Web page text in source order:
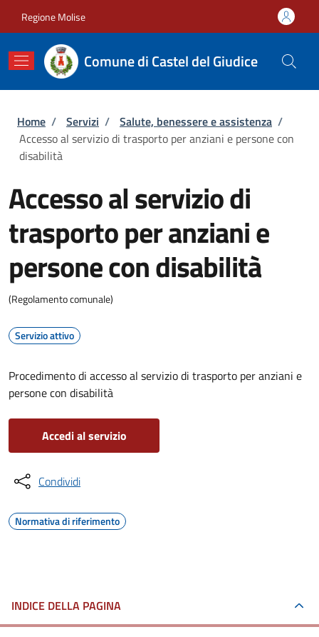
Regione Molise
Comune di Castel del Giudice
Briciole di pane
Home / Servizi / Salute, benessere e assistenza /
Accesso al servizio di trasporto per anziani e persone con
disabilità
Accesso al servizio di
trasporto per anziani e
persone con disabilità
(Regolamento comunale)
Servizio attivo
Procedimento di accesso al servizio di trasporto per anziani e
persone con disabilità
Accedi al servizio
Condividi
Normativa di riferimento
INDICE DELLA PAGINA